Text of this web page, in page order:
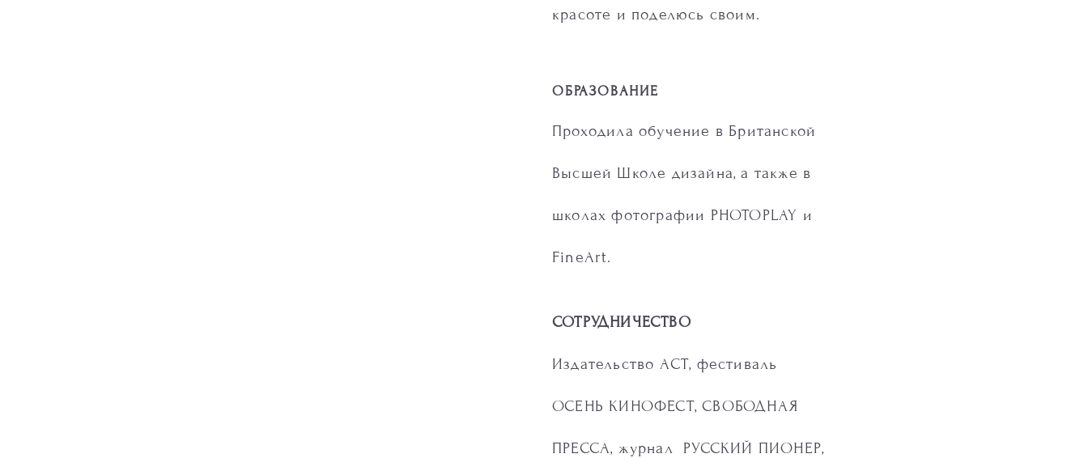
красоте и поделюсь своим.
ОБРАЗОВАНИЕ
Проходила обучение в Британской
Высшей Школе дизайна, а также в
школах фотографии PHOTOPLAY и
FineArt.
СОТРУДНИЧЕСТВО
Издательство АСТ, фестиваль
ОСЕНЬ КИНОФЕСТ, СВОБОДНАЯ
ПРЕССА, журнал РУССКИЙ ПИОНЕР,